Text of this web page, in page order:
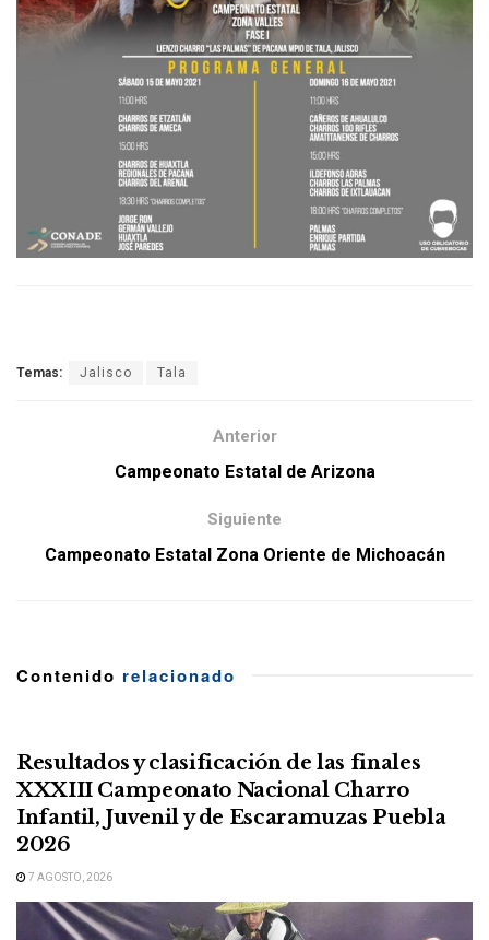
Temas: Jalisco Tala
Anterior
Campeonato Estatal de Arizona
Siguiente
Campeonato Estatal Zona Oriente de Michoacán
Contenido relacionado
Resultados y clasificación de las finales
XXXIII Campeonato Nacional Charro
Infantil, Juvenil y de Escaramuzas Puebla
2026
7 AGOSTO, 2026